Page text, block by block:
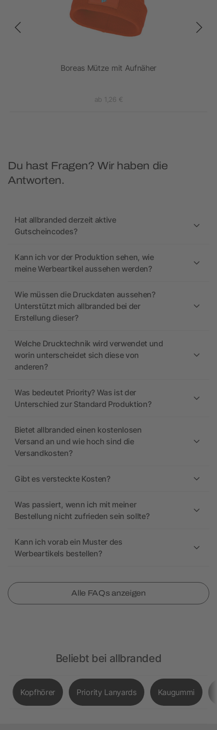
Boreas Mütze mit Aufnäher
ab 1,26 €
Du hast Fragen? Wir haben die
Antworten.
Hat allbranded derzeit aktive
Gutscheincodes?
Kann ich vor der Produktion sehen, wie
meine Werbeartikel aussehen werden?
Wie müssen die Druckdaten aussehen?
Unterstützt mich allbranded bei der
Erstellung dieser?
Welche Drucktechnik wird verwendet und
worin unterscheidet sich diese von
anderen?
Was bedeutet Priority? Was ist der
Unterschied zur Standard Produktion?
Bietet allbranded einen kostenlosen
Versand an und wie hoch sind die
Versandkosten?
Gibt es versteckte Kosten?
Was passiert, wenn ich mit meiner
Bestellung nicht zufrieden sein sollte?
Kann ich vorab ein Muster des
Werbeartikels bestellen?
Alle FAQs anzeigen
Beliebt bei allbranded
Kopfhörer Priority Lanyards Kaugummi